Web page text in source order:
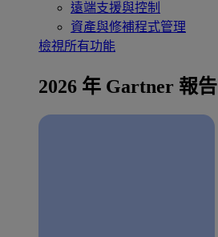
遠端支援與控制
資產與修補程式管理
檢視所有功能
2026 年 Gartner 報告